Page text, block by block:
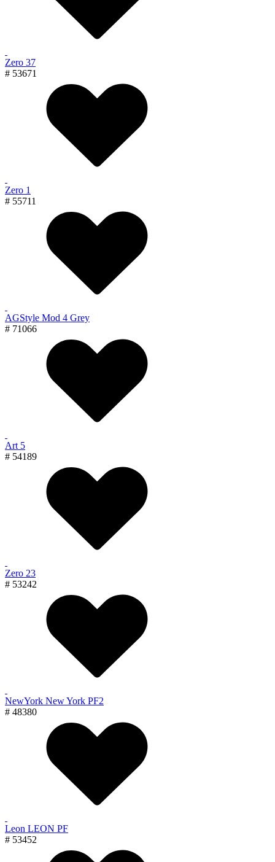
Zero 37
# 53671
Zero 1
# 55711
AGStyle Mod 4 Grey
# 71066
Art 5
# 54189
Zero 23
# 53242
NewYork New York PF2
# 48380
Leon LEON PF
# 53452